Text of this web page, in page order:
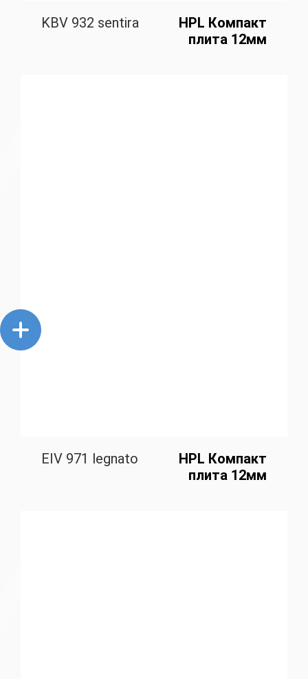
KBV 932 sentira
HPL Компакт
плита 12мм
EIV 971 legnato
HPL Компакт
плита 12мм